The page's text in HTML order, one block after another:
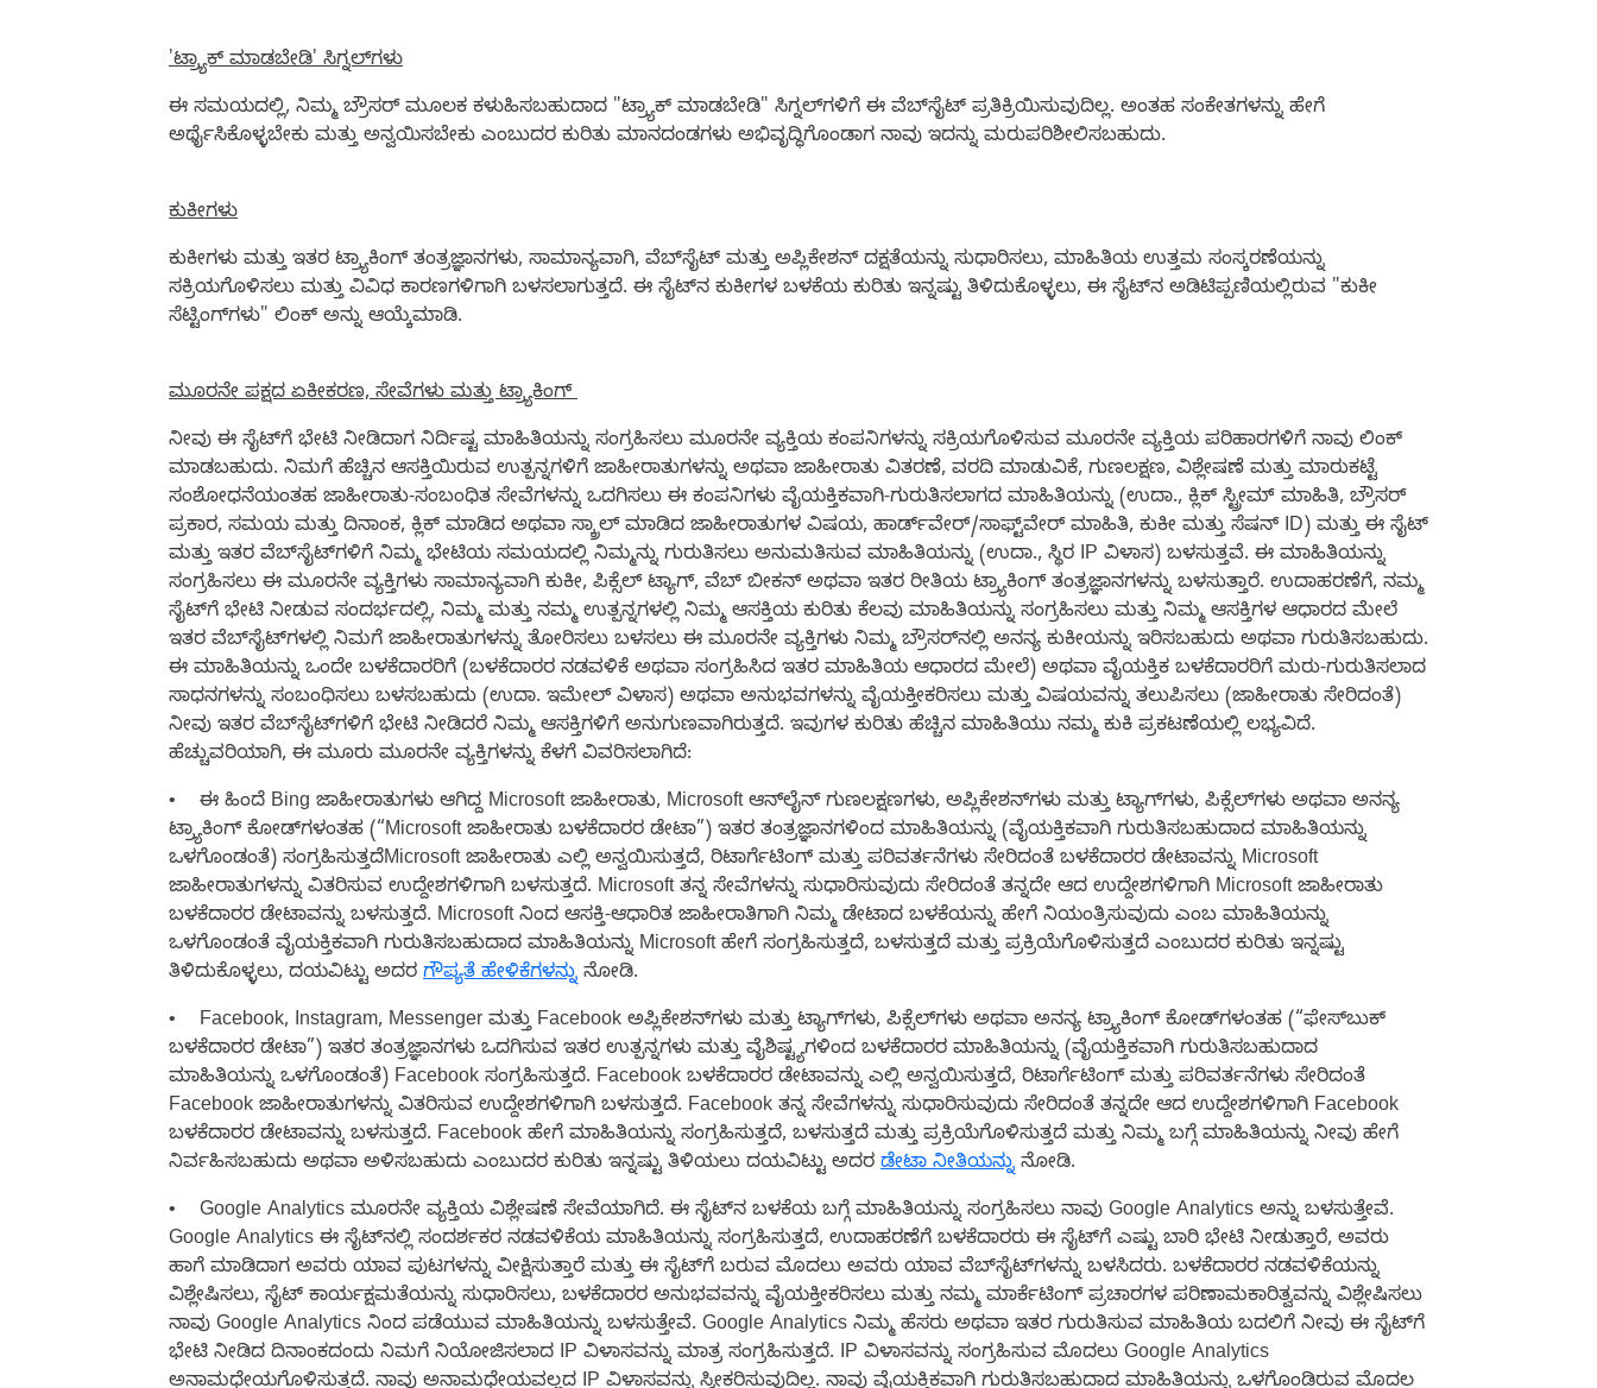
'ಟ್ರ್ಯಾಕ್ ಮಾಡಬೇಡಿ' ಸಿಗ್ನಲ್‌ಗಳು
ಈ ಸಮಯದಲ್ಲಿ, ನಿಮ್ಮ ಬ್ರೌಸರ್ ಮೂಲಕ ಕಳುಹಿಸಬಹುದಾದ "ಟ್ರ್ಯಾಕ್ ಮಾಡಬೇಡಿ" ಸಿಗ್ನಲ್‌ಗಳಿಗೆ ಈ ವೆಬ್‌ಸೈಟ್ ಪ್ರತಿಕ್ರಿಯಿಸುವುದಿಲ್ಲ. ಅಂತಹ ಸಂಕೇತಗಳನ್ನು ಹೇಗೆ
ಅರ್ಥೈಸಿಕೊಳ್ಳಬೇಕು ಮತ್ತು ಅನ್ವಯಿಸಬೇಕು ಎಂಬುದರ ಕುರಿತು ಮಾನದಂಡಗಳು ಅಭಿವೃದ್ಧಿಗೊಂಡಾಗ ನಾವು ಇದನ್ನು ಮರುಪರಿಶೀಲಿಸಬಹುದು.
ಕುಕೀಗಳು
ಕುಕೀಗಳು ಮತ್ತು ಇತರ ಟ್ರ್ಯಾಕಿಂಗ್ ತಂತ್ರಜ್ಞಾನಗಳು, ಸಾಮಾನ್ಯವಾಗಿ, ವೆಬ್‌ಸೈಟ್ ಮತ್ತು ಅಪ್ಲಿಕೇಶನ್ ದಕ್ಷತೆಯನ್ನು ಸುಧಾರಿಸಲು, ಮಾಹಿತಿಯ ಉತ್ತಮ ಸಂಸ್ಕರಣೆಯನ್ನು
ಸಕ್ರಿಯಗೊಳಿಸಲು ಮತ್ತು ವಿವಿಧ ಕಾರಣಗಳಿಗಾಗಿ ಬಳಸಲಾಗುತ್ತದೆ. ಈ ಸೈಟ್‌ನ ಕುಕೀಗಳ ಬಳಕೆಯ ಕುರಿತು ಇನ್ನಷ್ಟು ತಿಳಿದುಕೊಳ್ಳಲು, ಈ ಸೈಟ್‌ನ ಅಡಿಟಿಪ್ಪಣಿಯಲ್ಲಿರುವ "ಕುಕೀ
ಸೆಟ್ಟಿಂಗ್‌ಗಳು" ಲಿಂಕ್ ಅನ್ನು ಆಯ್ಕೆಮಾಡಿ.
ಮೂರನೇ ಪಕ್ಷದ ಏಕೀಕರಣ, ಸೇವೆಗಳು ಮತ್ತು ಟ್ರ್ಯಾಕಿಂಗ್
ನೀವು ಈ ಸೈಟ್‌ಗೆ ಭೇಟಿ ನೀಡಿದಾಗ ನಿರ್ದಿಷ್ಟ ಮಾಹಿತಿಯನ್ನು ಸಂಗ್ರಹಿಸಲು ಮೂರನೇ ವ್ಯಕ್ತಿಯ ಕಂಪನಿಗಳನ್ನು ಸಕ್ರಿಯಗೊಳಿಸುವ ಮೂರನೇ ವ್ಯಕ್ತಿಯ ಪರಿಹಾರಗಳಿಗೆ ನಾವು ಲಿಂಕ್
ಮಾಡಬಹುದು. ನಿಮಗೆ ಹೆಚ್ಚಿನ ಆಸಕ್ತಿಯಿರುವ ಉತ್ಪನ್ನಗಳಿಗೆ ಜಾಹೀರಾತುಗಳನ್ನು ಅಥವಾ ಜಾಹೀರಾತು ವಿತರಣೆ, ವರದಿ ಮಾಡುವಿಕೆ, ಗುಣಲಕ್ಷಣ, ವಿಶ್ಲೇಷಣೆ ಮತ್ತು ಮಾರುಕಟ್ಟೆ
ಸಂಶೋಧನೆಯಂತಹ ಜಾಹೀರಾತು-ಸಂಬಂಧಿತ ಸೇವೆಗಳನ್ನು ಒದಗಿಸಲು ಈ ಕಂಪನಿಗಳು ವೈಯಕ್ತಿಕವಾಗಿ-ಗುರುತಿಸಲಾಗದ ಮಾಹಿತಿಯನ್ನು (ಉದಾ., ಕ್ಲಿಕ್ ಸ್ಟ್ರೀಮ್ ಮಾಹಿತಿ, ಬ್ರೌಸರ್
ಪ್ರಕಾರ, ಸಮಯ ಮತ್ತು ದಿನಾಂಕ, ಕ್ಲಿಕ್ ಮಾಡಿದ ಅಥವಾ ಸ್ಕ್ರಾಲ್ ಮಾಡಿದ ಜಾಹೀರಾತುಗಳ ವಿಷಯ, ಹಾರ್ಡ್‌ವೇರ್/ಸಾಫ್ಟ್‌ವೇರ್ ಮಾಹಿತಿ, ಕುಕೀ ಮತ್ತು ಸೆಷನ್ ID) ಮತ್ತು ಈ ಸೈಟ್
ಮತ್ತು ಇತರ ವೆಬ್‌ಸೈಟ್‌ಗಳಿಗೆ ನಿಮ್ಮ ಭೇಟಿಯ ಸಮಯದಲ್ಲಿ ನಿಮ್ಮನ್ನು ಗುರುತಿಸಲು ಅನುಮತಿಸುವ ಮಾಹಿತಿಯನ್ನು (ಉದಾ., ಸ್ಥಿರ IP ವಿಳಾಸ) ಬಳಸುತ್ತವೆ. ಈ ಮಾಹಿತಿಯನ್ನು
ಸಂಗ್ರಹಿಸಲು ಈ ಮೂರನೇ ವ್ಯಕ್ತಿಗಳು ಸಾಮಾನ್ಯವಾಗಿ ಕುಕೀ, ಪಿಕ್ಸೆಲ್ ಟ್ಯಾಗ್, ವೆಬ್ ಬೀಕನ್ ಅಥವಾ ಇತರ ರೀತಿಯ ಟ್ರ್ಯಾಕಿಂಗ್ ತಂತ್ರಜ್ಞಾನಗಳನ್ನು ಬಳಸುತ್ತಾರೆ. ಉದಾಹರಣೆಗೆ, ನಮ್ಮ
ಸೈಟ್‌ಗೆ ಭೇಟಿ ನೀಡುವ ಸಂದರ್ಭದಲ್ಲಿ, ನಿಮ್ಮ ಮತ್ತು ನಮ್ಮ ಉತ್ಪನ್ನಗಳಲ್ಲಿ ನಿಮ್ಮ ಆಸಕ್ತಿಯ ಕುರಿತು ಕೆಲವು ಮಾಹಿತಿಯನ್ನು ಸಂಗ್ರಹಿಸಲು ಮತ್ತು ನಿಮ್ಮ ಆಸಕ್ತಿಗಳ ಆಧಾರದ ಮೇಲೆ
ಇತರ ವೆಬ್‌ಸೈಟ್‌ಗಳಲ್ಲಿ ನಿಮಗೆ ಜಾಹೀರಾತುಗಳನ್ನು ತೋರಿಸಲು ಬಳಸಲು ಈ ಮೂರನೇ ವ್ಯಕ್ತಿಗಳು ನಿಮ್ಮ ಬ್ರೌಸರ್‌ನಲ್ಲಿ ಅನನ್ಯ ಕುಕೀಯನ್ನು ಇರಿಸಬಹುದು ಅಥವಾ ಗುರುತಿಸಬಹುದು.
ಈ ಮಾಹಿತಿಯನ್ನು ಒಂದೇ ಬಳಕೆದಾರರಿಗೆ (ಬಳಕೆದಾರರ ನಡವಳಿಕೆ ಅಥವಾ ಸಂಗ್ರಹಿಸಿದ ಇತರ ಮಾಹಿತಿಯ ಆಧಾರದ ಮೇಲೆ) ಅಥವಾ ವೈಯಕ್ತಿಕ ಬಳಕೆದಾರರಿಗೆ ಮರು-ಗುರುತಿಸಲಾದ
ಸಾಧನಗಳನ್ನು ಸಂಬಂಧಿಸಲು ಬಳಸಬಹುದು (ಉದಾ. ಇಮೇಲ್ ವಿಳಾಸ) ಅಥವಾ ಅನುಭವಗಳನ್ನು ವೈಯಕ್ತೀಕರಿಸಲು ಮತ್ತು ವಿಷಯವನ್ನು ತಲುಪಿಸಲು (ಜಾಹೀರಾತು ಸೇರಿದಂತೆ)
ನೀವು ಇತರ ವೆಬ್‌ಸೈಟ್‌ಗಳಿಗೆ ಭೇಟಿ ನೀಡಿದರೆ ನಿಮ್ಮ ಆಸಕ್ತಿಗಳಿಗೆ ಅನುಗುಣವಾಗಿರುತ್ತದೆ. ಇವುಗಳ ಕುರಿತು ಹೆಚ್ಚಿನ ಮಾಹಿತಿಯು ನಮ್ಮ ಕುಕಿ ಪ್ರಕಟಣೆಯಲ್ಲಿ ಲಭ್ಯವಿದೆ.
ಹೆಚ್ಚುವರಿಯಾಗಿ, ಈ ಮೂರು ಮೂರನೇ ವ್ಯಕ್ತಿಗಳನ್ನು ಕೆಳಗೆ ವಿವರಿಸಲಾಗಿದೆ:
•
ಈ ಹಿಂದೆ Bing ಜಾಹೀರಾತುಗಳು ಆಗಿದ್ದ Microsoft ಜಾಹೀರಾತು, Microsoft ಆನ್‌ಲೈನ್ ಗುಣಲಕ್ಷಣಗಳು, ಅಪ್ಲಿಕೇಶನ್‌ಗಳು ಮತ್ತು ಟ್ಯಾಗ್‌ಗಳು, ಪಿಕ್ಸೆಲ್‌ಗಳು ಅಥವಾ ಅನನ್ಯ
ಟ್ರ್ಯಾಕಿಂಗ್ ಕೋಡ್‌ಗಳಂತಹ (“Microsoft ಜಾಹೀರಾತು ಬಳಕೆದಾರರ ಡೇಟಾ”) ಇತರ ತಂತ್ರಜ್ಞಾನಗಳಿಂದ ಮಾಹಿತಿಯನ್ನು (ವೈಯಕ್ತಿಕವಾಗಿ ಗುರುತಿಸಬಹುದಾದ ಮಾಹಿತಿಯನ್ನು
ಒಳಗೊಂಡಂತೆ) ಸಂಗ್ರಹಿಸುತ್ತದೆMicrosoft ಜಾಹೀರಾತು ಎಲ್ಲಿ ಅನ್ವಯಿಸುತ್ತದೆ, ರಿಟಾರ್ಗೆಟಿಂಗ್ ಮತ್ತು ಪರಿವರ್ತನೆಗಳು ಸೇರಿದಂತೆ ಬಳಕೆದಾರರ ಡೇಟಾವನ್ನು Microsoft
ಜಾಹೀರಾತುಗಳನ್ನು ವಿತರಿಸುವ ಉದ್ದೇಶಗಳಿಗಾಗಿ ಬಳಸುತ್ತದೆ. Microsoft ತನ್ನ ಸೇವೆಗಳನ್ನು ಸುಧಾರಿಸುವುದು ಸೇರಿದಂತೆ ತನ್ನದೇ ಆದ ಉದ್ದೇಶಗಳಿಗಾಗಿ Microsoft ಜಾಹೀರಾತು
ಬಳಕೆದಾರರ ಡೇಟಾವನ್ನು ಬಳಸುತ್ತದೆ. Microsoft ನಿಂದ ಆಸಕ್ತಿ-ಆಧಾರಿತ ಜಾಹೀರಾತಿಗಾಗಿ ನಿಮ್ಮ ಡೇಟಾದ ಬಳಕೆಯನ್ನು ಹೇಗೆ ನಿಯಂತ್ರಿಸುವುದು ಎಂಬ ಮಾಹಿತಿಯನ್ನು
ಒಳಗೊಂಡಂತೆ ವೈಯಕ್ತಿಕವಾಗಿ ಗುರುತಿಸಬಹುದಾದ ಮಾಹಿತಿಯನ್ನು Microsoft ಹೇಗೆ ಸಂಗ್ರಹಿಸುತ್ತದೆ, ಬಳಸುತ್ತದೆ ಮತ್ತು ಪ್ರಕ್ರಿಯೆಗೊಳಿಸುತ್ತದೆ ಎಂಬುದರ ಕುರಿತು ಇನ್ನಷ್ಟು
ತಿಳಿದುಕೊಳ್ಳಲು, ದಯವಿಟ್ಟು ಅದರ ಗೌಪ್ಯತೆ ಹೇಳಿಕೆಗಳನ್ನು ನೋಡಿ.
•
Facebook, Instagram, Messenger ಮತ್ತು Facebook ಅಪ್ಲಿಕೇಶನ್‌ಗಳು ಮತ್ತು ಟ್ಯಾಗ್‌ಗಳು, ಪಿಕ್ಸೆಲ್‌ಗಳು ಅಥವಾ ಅನನ್ಯ ಟ್ರ್ಯಾಕಿಂಗ್ ಕೋಡ್‌ಗಳಂತಹ (“ಫೇಸ್‌ಬುಕ್
ಬಳಕೆದಾರರ ಡೇಟಾ”) ಇತರ ತಂತ್ರಜ್ಞಾನಗಳು ಒದಗಿಸುವ ಇತರ ಉತ್ಪನ್ನಗಳು ಮತ್ತು ವೈಶಿಷ್ಟ್ಯಗಳಿಂದ ಬಳಕೆದಾರರ ಮಾಹಿತಿಯನ್ನು (ವೈಯಕ್ತಿಕವಾಗಿ ಗುರುತಿಸಬಹುದಾದ
ಮಾಹಿತಿಯನ್ನು ಒಳಗೊಂಡಂತೆ) Facebook ಸಂಗ್ರಹಿಸುತ್ತದೆ. Facebook ಬಳಕೆದಾರರ ಡೇಟಾವನ್ನು ಎಲ್ಲಿ ಅನ್ವಯಿಸುತ್ತದೆ, ರಿಟಾರ್ಗೆಟಿಂಗ್ ಮತ್ತು ಪರಿವರ್ತನೆಗಳು ಸೇರಿದಂತೆ
Facebook ಜಾಹೀರಾತುಗಳನ್ನು ವಿತರಿಸುವ ಉದ್ದೇಶಗಳಿಗಾಗಿ ಬಳಸುತ್ತದೆ. Facebook ತನ್ನ ಸೇವೆಗಳನ್ನು ಸುಧಾರಿಸುವುದು ಸೇರಿದಂತೆ ತನ್ನದೇ ಆದ ಉದ್ದೇಶಗಳಿಗಾಗಿ Facebook
ಬಳಕೆದಾರರ ಡೇಟಾವನ್ನು ಬಳಸುತ್ತದೆ. Facebook ಹೇಗೆ ಮಾಹಿತಿಯನ್ನು ಸಂಗ್ರಹಿಸುತ್ತದೆ, ಬಳಸುತ್ತದೆ ಮತ್ತು ಪ್ರಕ್ರಿಯೆಗೊಳಿಸುತ್ತದೆ ಮತ್ತು ನಿಮ್ಮ ಬಗ್ಗೆ ಮಾಹಿತಿಯನ್ನು ನೀವು ಹೇಗೆ
ನಿರ್ವಹಿಸಬಹುದು ಅಥವಾ ಅಳಿಸಬಹುದು ಎಂಬುದರ ಕುರಿತು ಇನ್ನಷ್ಟು ತಿಳಿಯಲು ದಯವಿಟ್ಟು ಅದರ ಡೇಟಾ ನೀತಿಯನ್ನು ನೋಡಿ.
•
Google Analytics ಮೂರನೇ ವ್ಯಕ್ತಿಯ ವಿಶ್ಲೇಷಣೆ ಸೇವೆಯಾಗಿದೆ. ಈ ಸೈಟ್‌ನ ಬಳಕೆಯ ಬಗ್ಗೆ ಮಾಹಿತಿಯನ್ನು ಸಂಗ್ರಹಿಸಲು ನಾವು Google Analytics ಅನ್ನು ಬಳಸುತ್ತೇವೆ.
Google Analytics ಈ ಸೈಟ್‌ನಲ್ಲಿ ಸಂದರ್ಶಕರ ನಡವಳಿಕೆಯ ಮಾಹಿತಿಯನ್ನು ಸಂಗ್ರಹಿಸುತ್ತದೆ, ಉದಾಹರಣೆಗೆ ಬಳಕೆದಾರರು ಈ ಸೈಟ್‌ಗೆ ಎಷ್ಟು ಬಾರಿ ಭೇಟಿ ನೀಡುತ್ತಾರೆ, ಅವರು
ಹಾಗೆ ಮಾಡಿದಾಗ ಅವರು ಯಾವ ಪುಟಗಳನ್ನು ವೀಕ್ಷಿಸುತ್ತಾರೆ ಮತ್ತು ಈ ಸೈಟ್‌ಗೆ ಬರುವ ಮೊದಲು ಅವರು ಯಾವ ವೆಬ್‌ಸೈಟ್‌ಗಳನ್ನು ಬಳಸಿದರು. ಬಳಕೆದಾರರ ನಡವಳಿಕೆಯನ್ನು
ವಿಶ್ಲೇಷಿಸಲು, ಸೈಟ್ ಕಾರ್ಯಕ್ಷಮತೆಯನ್ನು ಸುಧಾರಿಸಲು, ಬಳಕೆದಾರರ ಅನುಭವವನ್ನು ವೈಯಕ್ತೀಕರಿಸಲು ಮತ್ತು ನಮ್ಮ ಮಾರ್ಕೆಟಿಂಗ್ ಪ್ರಚಾರಗಳ ಪರಿಣಾಮಕಾರಿತ್ವವನ್ನು ವಿಶ್ಲೇಷಿಸಲು
ನಾವು Google Analytics ನಿಂದ ಪಡೆಯುವ ಮಾಹಿತಿಯನ್ನು ಬಳಸುತ್ತೇವೆ. Google Analytics ನಿಮ್ಮ ಹೆಸರು ಅಥವಾ ಇತರ ಗುರುತಿಸುವ ಮಾಹಿತಿಯ ಬದಲಿಗೆ ನೀವು ಈ ಸೈಟ್‌ಗೆ
ಭೇಟಿ ನೀಡಿದ ದಿನಾಂಕದಂದು ನಿಮಗೆ ನಿಯೋಜಿಸಲಾದ IP ವಿಳಾಸವನ್ನು ಮಾತ್ರ ಸಂಗ್ರಹಿಸುತ್ತದೆ. IP ವಿಳಾಸವನ್ನು ಸಂಗ್ರಹಿಸುವ ಮೊದಲು Google Analytics